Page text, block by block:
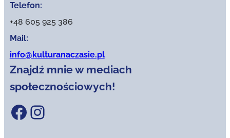
Telefon:
+48 605 925 386
Mail:
info@kulturanaczasie.pl
Znajdź mnie w mediach
społecznościowych!
Facebook Instagram